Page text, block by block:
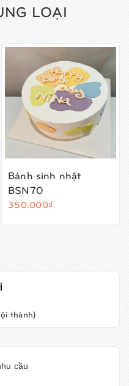
LOẠI
Bánh sinh nhật
BSN70
350.000₫
thành)
cầu